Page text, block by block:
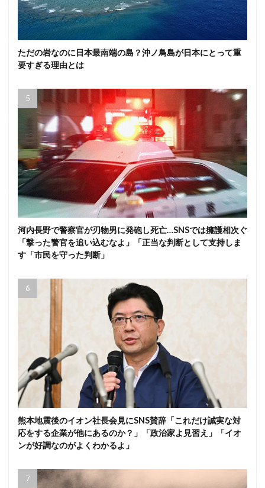
ただの岩なのに日本最南端の島？沖ノ鳥島が日本にとって重
要すぎる理由とは
河内長野で警察官が刃物男に発砲し死亡…SNSでは擁護相次ぐ
「撃った警官を追い込むなよ」「正当な判断として支持しま
す「市民を守った判断」
熊本地震後のイオン社長会見にSNS賛辞「これだけ誠実な対
応をする企業が他にあるのか？」「政治家よ見習え」「イオ
ンが好調なのがよくわかるよ」